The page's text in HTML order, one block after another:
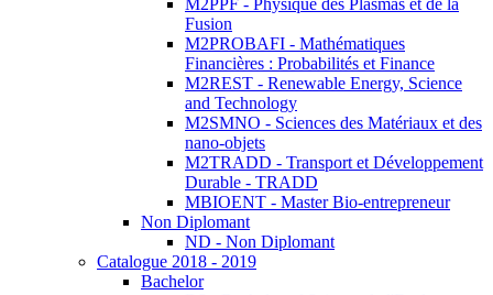
M2PPF - Physique des Plasmas et de la
Fusion
M2PROBAFI - Mathématiques
Financières : Probabilités et Finance
M2REST - Renewable Energy, Science
and Technology
M2SMNO - Sciences des Matériaux et des
nano-objets
M2TRADD - Transport et Développement
Durable - TRADD
MBIOENT - Master Bio-entrepreneur
Non Diplomant
ND - Non Diplomant
Catalogue 2018 - 2019
Bachelor